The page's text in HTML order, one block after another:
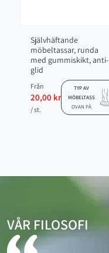
Självhäftande
möbeltassar, runda
med gummiskikt, anti-
glid
Från
20,00 kr
TYP AV
MÖBELTASS
VÅR FILOSOFI